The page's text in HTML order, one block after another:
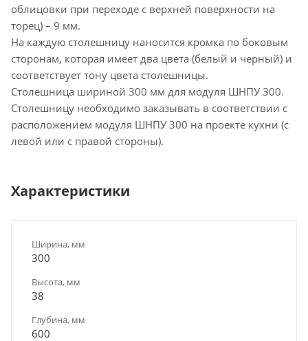
облицовки при переходе с верхней поверхности на
торец) – 9 мм.
На каждую столешницу наносится кромка по боковым
сторонам, которая имеет два цвета (белый и черный) и
соответствует тону цвета столешницы.
Столешница шириной 300 мм для модуля ШНПУ 300.
Столешницу необходимо заказывать в соответствии с
расположением модуля ШНПУ 300 на проекте кухни (с
левой или с правой стороны).
Характеристики
Ширина, мм
300
Высота, мм
38
Глубина, мм
600